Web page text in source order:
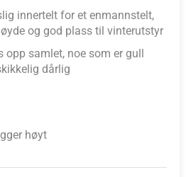
innertelt for et enmannstelt,
og god plass til vinterutstyr
opp samlet, noe som er gull
dårlig
høyt